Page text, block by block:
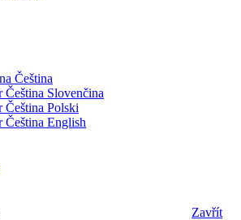
Čeština
Slovenčina
Polski
English
Zavřít